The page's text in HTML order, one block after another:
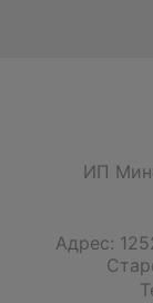
ИП
Адрес: